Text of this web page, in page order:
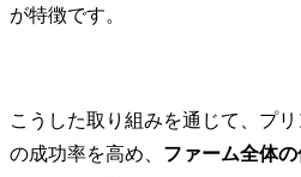
が特徴です。
こうした取り組みを通じて、プ
の成功率を高め、 ファーム全体